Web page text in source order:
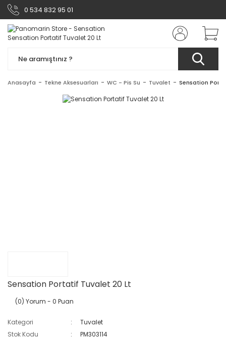
0 534 832 95 01
Anasayfa Tekne Aksesuarları WC - Pis Su Tuvalet Sensation
Sensation Portatif Tuvalet 20 Lt
(0) Yorum - 0 Puan
Kategori
Tuvalet
Stok Kodu
PM303114